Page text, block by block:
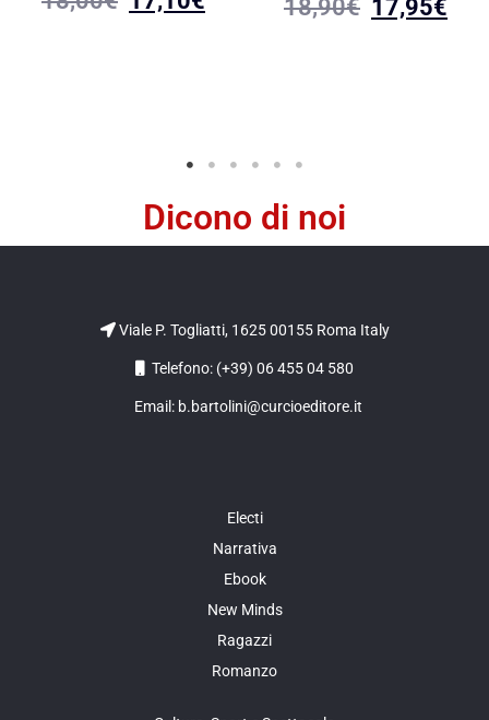
18,90€ 17,95€
Dicono di noi
Viale P. Togliatti, 1625 00155 Roma Italy
Telefono: (+39) 06 455 04 580
Email: b.bartolini@curcioeditore.it
Electi
Narrativa
Ebook
New Minds
Ragazzi
Romanzo